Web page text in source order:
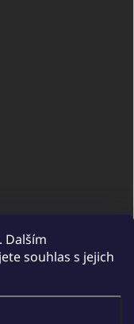
Dalším
souhlas s jejich